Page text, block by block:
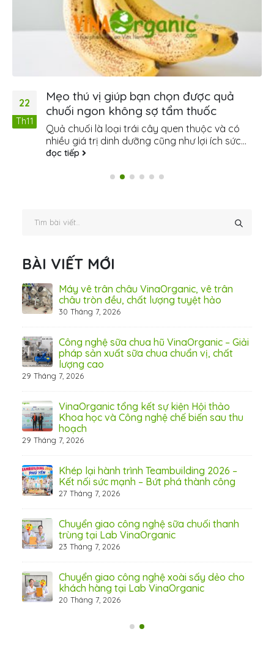
22
Th11
Mẹo thú vị giúp bạn chọn được quả
chuối ngon không sợ tẩm thuốc
Quả chuối là loại trái cây quen thuộc và có
nhiều giá trị dinh dưỡng cũng như lợi ích sức...
đọc tiếp
BÀI VIẾT MỚI
Máy vê trân châu VinaOrganic, vê trân
châu tròn đều, chất lượng tuyệt hảo
30 Tháng 7, 2026
Công nghệ sữa chua hũ VinaOrganic – Giải
pháp sản xuất sữa chua chuẩn vị, chất
lượng cao
29 Tháng 7, 2026
VinaOrganic tổng kết sự kiện Hội thảo
Khoa học và Công nghệ chế biến sau thu
hoạch
29 Tháng 7, 2026
Khép lại hành trình Teambuilding 2026 –
Kết nối sức mạnh – Bứt phá thành công
27 Tháng 7, 2026
Chuyển giao công nghệ sữa chuối thanh
trùng tại Lab VinaOrganic
23 Tháng 7, 2026
Chuyển giao công nghệ xoài sấy dẻo cho
khách hàng tại Lab VinaOrganic
20 Tháng 7, 2026